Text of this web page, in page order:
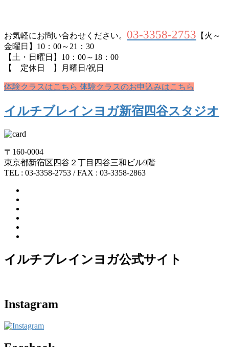
お気軽にお問い合わせください。 03-3358-2753 【火～
金曜日】10：00～21：30
【土・日曜日】10：00～18：00
【 定休日 】月曜日/祝日
体験クラスはこちら 体験クラスのお申込みはこちら
イルチブレインヨガ新宿四谷スタジオ
〒160-0004
東京都新宿区四谷２丁目四谷三和ビル9階
TEL : 03-3358-2753 / FAX : 03-3358-2863
イルチブレインヨガ公式サイト
Instagram